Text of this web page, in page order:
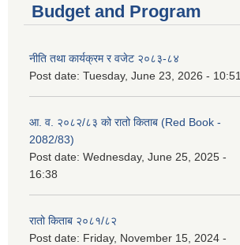
Budget and Program
नीति तथा कार्यक्रम र वजेट २०८३-८४
Post date: Tuesday, June 23, 2026 - 10:51
आ. व. २०८२/८३ को रातो किताब (Red Book -
2082/83)
Post date: Wednesday, June 25, 2025 -
16:38
रातो किताब २०८१/८२
Post date: Friday, November 15, 2024 -